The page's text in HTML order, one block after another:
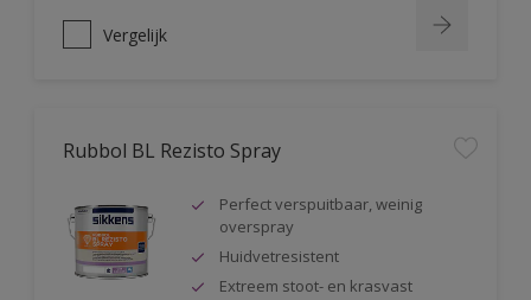
Vergelijk
Rubbol BL Rezisto Spray
Perfect verspuitbaar, weinig
overspray
Huidvetresistent
Extreem stoot- en krasvast